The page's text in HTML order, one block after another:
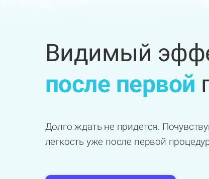
Видимый
после первой
Долго ждать не придется.
легкость уже после первой